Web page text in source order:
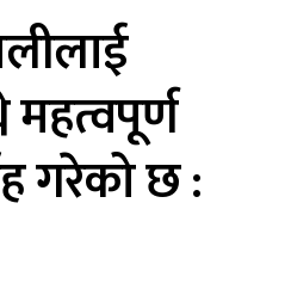
महत्वपूर्ण
गरेको छ :